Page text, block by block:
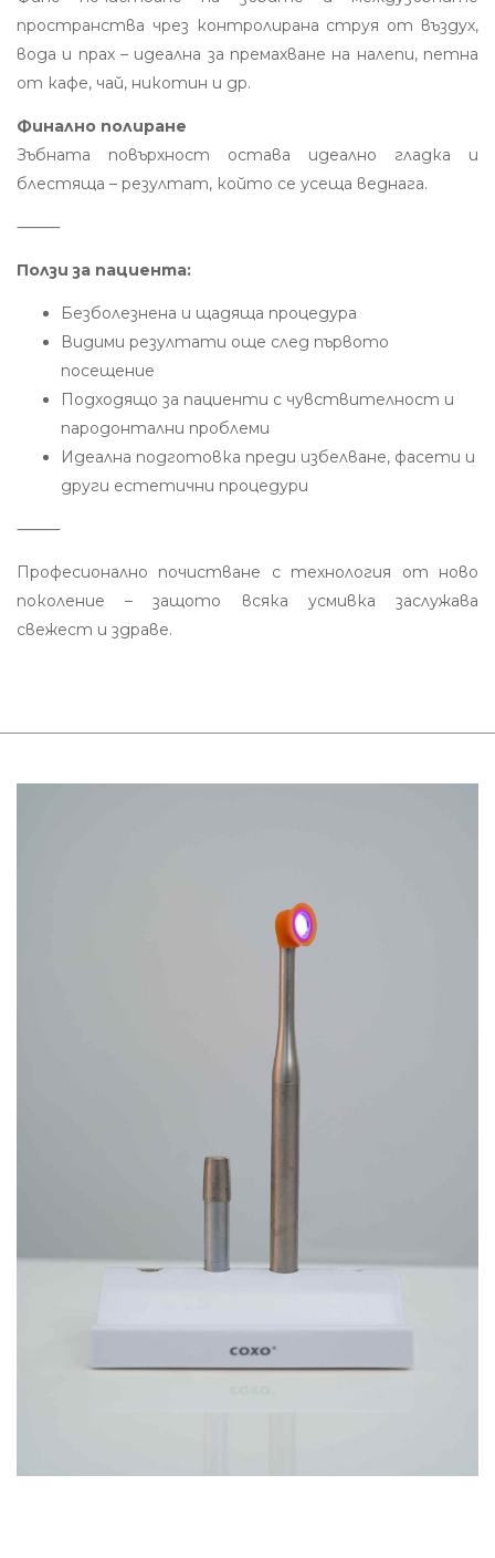
пространства чрез контролирана струя от въздух,
вода и прах – идеална за премахване на налепи, петна
от кафе, чай, никотин и др.
Финално полиране
Зъбната повърхност остава идеално гладка и
блестяща – резултат, който се усеща веднага.
⸻
Ползи за пациента:
Безболезнена и щадяща процедура
Видими резултати още след първото
посещение
Подходящо за пациенти с чувствителност и
пародонтални проблеми
Идеална подготовка преди избелване, фасети и
други естетични процедури
⸻
Професионално почистване с технология от ново
поколение – защото всяка усмивка заслужава
свежест и здраве.